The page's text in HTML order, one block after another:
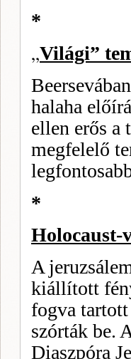
*
„Világi”
halaha
ellen erős a
megfelelő
*
Holocaust-
A
kiállított
fogva
szórták be.
Diaszpóra